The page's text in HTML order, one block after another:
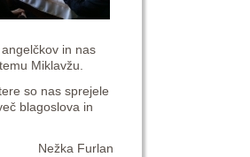
in nas
Miklavžu.
so nas sprejele
blagoslova in
Nežka Furlan